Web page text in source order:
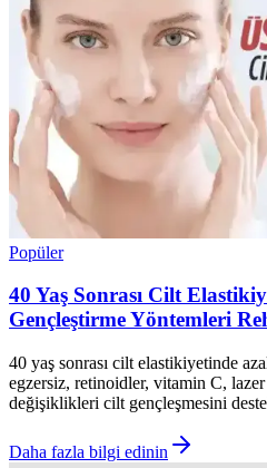
Popüler
40 Yaş Sonrası Cilt
Gençleştirme Yöntemleri
40 yaş sonrası cilt elastikiyetinde
egzersiz, retinoidler, vitamin C,
değişiklikleri cilt gençleşmesini
Daha fazla bilgi edinin